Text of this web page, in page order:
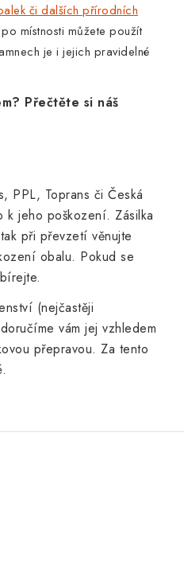
či dalších přírodních
místnosti můžete použít
je i jejich pravidelné
Přečtěte si náš
PPL, Toprans či Česká
k jeho poškození. Zásilka
při převzetí věnujte
obalu. Pokud se
(nejčastěji
vám jej vzhledem
přepravou. Za tento